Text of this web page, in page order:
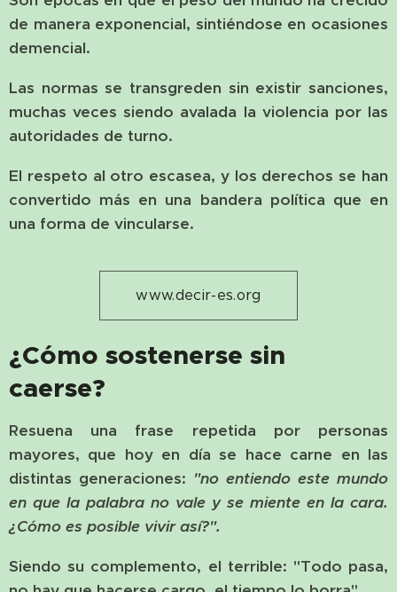
de manera exponencial, sintiéndose en ocasiones
demencial.
Las normas se transgreden sin existir sanciones,
muchas veces siendo avalada la violencia por las
autoridades de turno.
El respeto al otro escasea, y los derechos se han
convertido más en una bandera política que en
una forma de vincularse.
www.decir-es.org
¿Cómo sostenerse sin
caerse?
Resuena una frase repetida por personas
mayores, que hoy en día se hace carne en las
distintas generaciones: "no entiendo este mundo
en que la palabra no vale y se miente en la cara.
¿Cómo es posible vivir así?".
Siendo su complemento, el terrible: "Todo pasa,